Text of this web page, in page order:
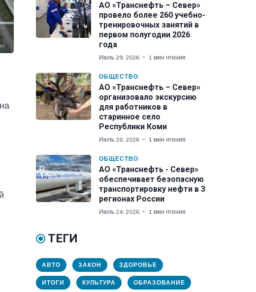
АО «Транснефть – Север»
провело более 260 учебно-
тренировочных занятий в
первом полугодии 2026
года
Июль 29, 2026 1 мин чтения
ОБЩЕСТВО
АО «Транснефть – Север»
организовало экскурсию
для работников в
старинное село
Республики Коми
Июль 28, 2026 1 мин чтения
ОБЩЕСТВО
АО «Транснефть - Север»
обеспечивает безопасную
транспортировку нефти в 3
регионах России
Июль 24, 2026 1 мин чтения
ТЕГИ
АВТО ЗАКОН ЗДОРОВЬЕ
ИТОГИ КУЛЬТУРА ОБРАЗОВАНИЕ